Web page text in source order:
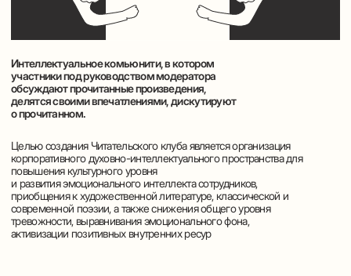
Современные программы корпоративного обучения зачастую
предполагают несколько модулей обучения, между которыми
также ведется работа с участниками. Предлагаем
межмодульную активность – организацию выездных
культурных мероприятий (например, Переделкино, Ясная
поляна, Мелихово и другие места, неразрывно связанные с
жизнью и творчеством
великих русских писателей и поэтов).
зачастую предполагают несколько модулей обучения,
между которыми также ведется работа с участниками.